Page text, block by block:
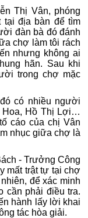
Thị Vân, phóng
tại địa bàn để tìm
đàn bà đó đánh
chợ làm tôi rách
nhưng không ai
hãn. Sau khi
trong chợ mặc
có nhiều người
Hoa, Hồ Thị Lợi…
cáo của chị Vân
nhục giữa chợ là
- Trưởng Công
mất trật tự tại chợ
để xác minh
cần phải điều tra.
hành lấy lời khai
tác hòa giải.